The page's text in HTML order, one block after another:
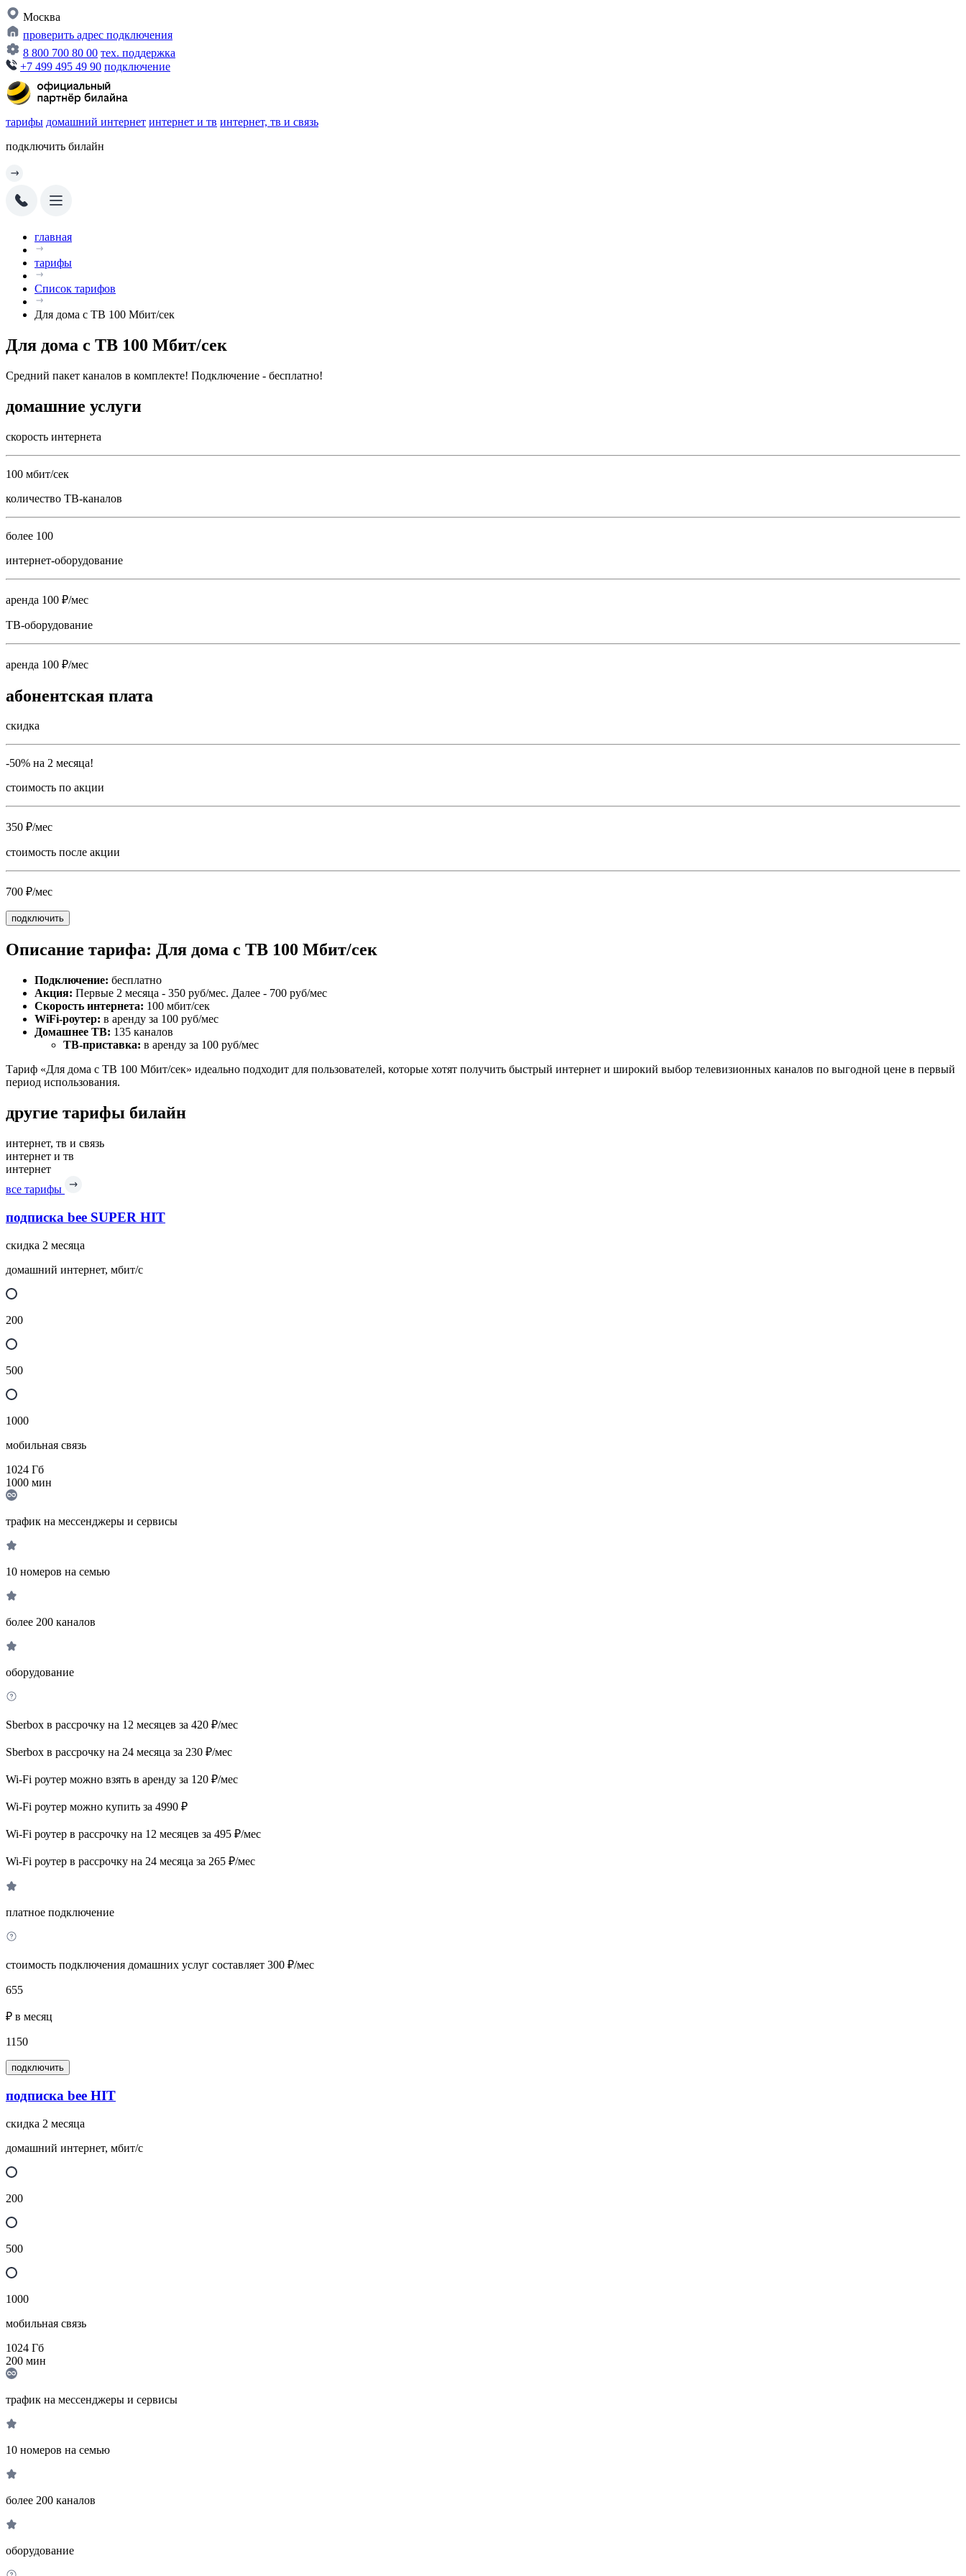
Москва
проверить адрес подключения
8 800 700 80 00 тех. поддержка
+7 499 495 49 90 подключение
тарифы домашний интернет интернет и тв интернет, тв и связь
подключить билайн
главная
тарифы
Список тарифов
Для дома с ТВ 100 Мбит/сек
Для дома с ТВ 100 Мбит/сек
Средний пакет каналов в комплекте! Подключение - бесплатно!
домашние услуги
скорость интернета
100 мбит/сек
количество ТВ-каналов
более 100
интернет-оборудование
аренда 100 ₽/мес
ТВ-оборудование
аренда 100 ₽/мес
абонентская плата
скидка
-50% на 2 месяца!
стоимость по акции
350 ₽/мес
стоимость после акции
700 ₽/мес
подключить
Описание тарифа: Для дома с ТВ 100 Мбит/сек
Подключение: бесплатно
Акция: Первые 2 месяца - 350 руб/мес. Далее - 700 руб/мес
Скорость интернета: 100 мбит/сек
WiFi-роутер: в аренду за 100 руб/мес
Домашнее ТВ: 135 каналов
ТВ-приставка: в аренду за 100 руб/мес
Тариф «Для дома с ТВ 100 Мбит/сек» идеально подходит для пользователей, которые хотят получить быстрый интернет и широкий выбор телевизионных каналов по выгодной цене в первый
период использования.
другие тарифы билайн
интернет, тв и связь
интернет и тв
интернет
все тарифы
подписка bee SUPER HIT
скидка 2 месяца
домашний интернет, мбит/с
200
500
1000
мобильная связь
1024 Гб
1000 мин
трафик на мессенджеры и сервисы
10 номеров на семью
более 200 каналов
оборудование
Sberbox в рассрочку на 12 месяцев за 420 ₽/мес
Sberbox в рассрочку на 24 месяца за 230 ₽/мес
Wi-Fi роутер можно взять в аренду за 120 ₽/мес
Wi-Fi роутер можно купить за 4990 ₽
Wi-Fi роутер в рассрочку на 12 месяцев за 495 ₽/мес
Wi-Fi роутер в рассрочку на 24 месяца за 265 ₽/мес
платное подключение
стоимость подключения домашних услуг составляет 300 ₽/мес
655
₽ в месяц
1150
подключить
подписка bee HIT
скидка 2 месяца
домашний интернет, мбит/с
200
500
1000
мобильная связь
1024 Гб
200 мин
трафик на мессенджеры и сервисы
10 номеров на семью
более 200 каналов
оборудование